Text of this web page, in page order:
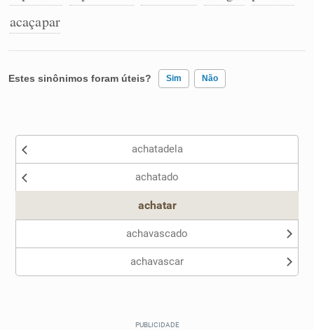
Dicionário
acaçapar
Estes sinônimos foram úteis? Sim Não
Nenhum dos sinônimos apresentados me ajudou
achatadela
achatado
achatar
achavascado
achavascar